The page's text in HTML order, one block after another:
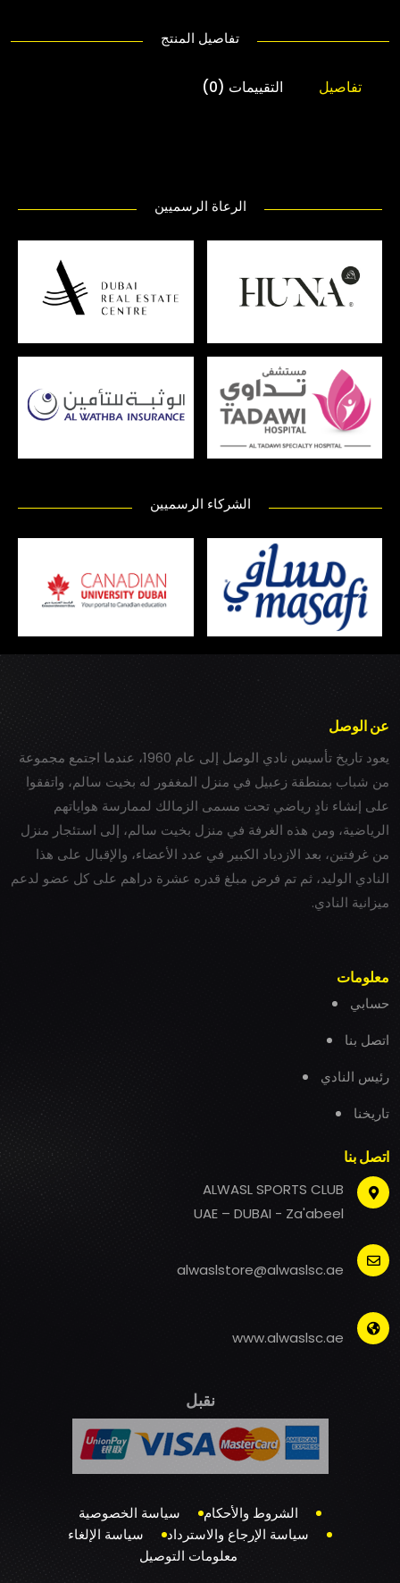
تفاصيل المنتج
تفاصيل التقييمات (0)
الرعاة الرسميين
الشركاء الرسميين
عن الوصل
يعود تاريخ تأسيس نادي الوصل إلى عام 1960، عندما اجتمع مجموعة
من شباب بمنطقة زعبيل في منزل المغفور له بخيت سالم، واتفقوا
على إنشاء نادٍ رياضي تحت مسمى الزمالك لممارسة هواياتهم
الرياضية، ومن هذه الغرفة في منزل بخيت سالم، إلى استئجار منزل
من غرفتين، بعد الازدياد الكبير في عدد الأعضاء، والإقبال على هذا
النادي الوليد، ثم تم فرض مبلغ قدره عشرة دراهم على كل عضو لدعم
ميزانية النادي.
معلومات
حسابي
اتصل بنا
رئيس النادي
تاريخنا
اتصل بنا
ALWASL SPORTS CLUB
UAE – DUBAI - Za'abeel
alwaslstore@alwaslsc.ae
www.alwaslsc.ae
نقبل
الشروط والأحكام
سياسة الخصوصية
سياسة الإرجاع والاسترداد
سياسة الإلغاء
معلومات التوصيل